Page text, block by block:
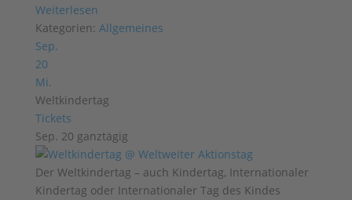
Weiterlesen
Kategorien: Allgemeines
Sep.
20
Mi.
Weltkindertag
Tickets
Sep. 20 ganztägig
Der Weltkindertag – auch Kindertag, Internationaler
Kindertag oder Internationaler Tag des Kindes